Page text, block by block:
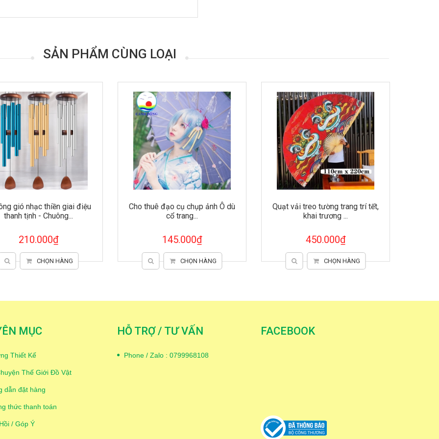
SẢN PHẨM CÙNG LOẠI
đạo cụ chụp ảnh Ô dù
cổ trang...
145.000₫
CHỌN HÀNG
Quạt vải treo tường trang trí tết,
khai trương ...
450.000₫
CHỌN HÀNG
Trang trí tết treo cửa treo tường
gỗ 30 cm...
145.000₫
CHỌN HÀNG
MỤC
Thiết Kế
Thế Giới Đồ Vật
dẫn đặt hàng
thức thanh toán
/ Góp Ý
HỖ TRỢ / TƯ VẤN
Phone / Zalo : 0799968108
FACEBOOK